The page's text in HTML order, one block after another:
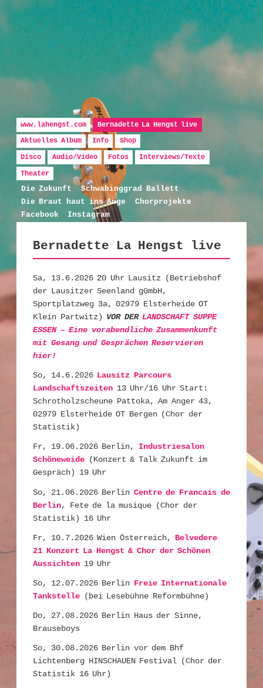
Bernadette La Hengst
Hauptmenü
Zum Inhalt wechseln
Zum sekundären Inhalt wechseln
www.lahengst.com
Bernadette La Hengst live
Aktuelles Album
Info
Shop
Disco
Audio/Video Fotos
Interviews/Texte
Theater
Die Zukunft
Schwabinggrad Ballett
Die Braut haut ins Auge
Chorprojekte
Facebook
Instagram
Bernadette La Hengst live
Sa, 13.6.2026 20 Uhr Lausitz (Betriebshof
der Lausitzer Seenland gGmbH,
Sportplatzweg 3a, 02979 Elsterheide OT
Klein Partwitz) VOR DERLANDSCHAFT SUPPE
ESSEN – Eine vorabendliche Zusammenkunft
mit Gesang und Gesprächen Reservieren
hier!
So, 14.6.2026 Lausitz Parcours
Landschaftszeiten 13 Uhr/16 Uhr Start:
Schrotholzscheune Pattoka, Am Anger 43,
02979 Elsterheide OT Bergen (Chor der
Statistik)
Fr, 19.06.2026 Berlin, Industriesalon
Schöneweide (Konzert & Talk Zukunft im
Gespräch) 19 Uhr
So, 21.06.2026 Berlin Centre de Francais de
Berlin, Fete de la musique (Chor der
Statistik) 16 Uhr
Fr, 10.7.2026 Wien Österreich, Belvedere
21 Konzert La Hengst & Chor der Schönen
Aussichten 19 Uhr
So, 12.07.2026 Berlin Freie Internationale
Tankstelle (bei Lesebühne Reformbühne)
Do, 27.08.2026 Berlin Haus der Sinne,
Brauseboys
So, 30.08.2026 Berlin vor dem Bhf
Lichtenberg HINSCHAUEN Festival (Chor der
Statistik 16 Uhr)